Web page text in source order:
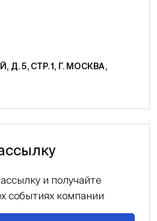
Д. 5, СТР. 1, Г. МОСКВА,
и получайте
событиях компании